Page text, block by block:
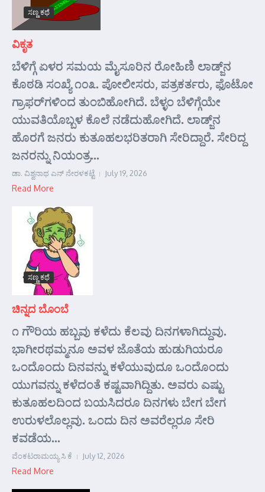
ಸಣ್ಣ ಕಥೆ
ವಿಕೃತ
ಬೆಳಿಗ್ಗೆ ಏಳರ ಸಮಯ ಮೈಸೂರಿನ ರೋಹಿಣಿ ಲಾಡ್ಜ್‌ನ
ಕೊಠಡಿ ಸಂಖ್ಯೆ ೧೦೩. ಪೋಲೀಸರು, ಪತ್ರಕರ್ತರು, ಫೊಟೋ
ಗ್ರಾಫರ್‌ಗಳಿಂದ ತುಂಬಿಹೋಗಿದೆ. ಬೆಳ್ಳಂ ಬೆಳಿಗ್ಗೆಯೇ
ಯುವತಿಯೊಬ್ಬಳ ಕೊಲೆ ನಡೆದುಹೋಗಿದೆ. ಲಾಡ್ಜ್‌ನ
ಹೊರಗೆ ಜನರು ಕುತೂಹಲಭರಿತರಾಗಿ ಸೇರಿದ್ದಾರೆ. ಸೇರಿದ್ದ
ಜನರನ್ನು ನಿಯಂತ್ರ...
ಡಾ. ವಿಶ್ವನಾಥ ಎನ್ ನೇರಳಕಟ್ಟೆ July 19, 2026
Read More
ಸಣ್ಣ ಕಥೆ
ಚಿನ್ನದ ಬೊಂಬೆ
೧ ಗೌರಿಯ ಹಬ್ಬವು ಕಳೆದು ಕೆಲವು ದಿನಗಳಾಗಿದ್ದುವು.
ಭಾಗೀರಥಮ್ಮನೂ ಅವಳ ಜೊತೆಯ ಹುಡುಗಿಯರೂ
ಒಂದೊಂದು ದಿನವನ್ನು ಕಳೆಯುವುದೂ ಒಂದೊಂದು
ಯುಗವನ್ನು ಕಳೆದಂತೆ ಕಷ್ಟವಾಗಿದ್ದಿತು. ಅವರು ಎಷ್ಟು
ಕುತೂಹಲದಿಂದ ಬಯಸಿದರೂ ದಿನಗಳು ಬೇಗ ಬೇಗ
ಉರುಳಲೊಲ್ಲವು. ಒಂದು ದಿನ ಅವರೆಲ್ಲರೂ ಸೇರಿ
ಕವಡೆಯ...
ವೆಂಕಟರಾಮಯ್ಯ ಸಿ ಕೆ July 12, 2026
Read More